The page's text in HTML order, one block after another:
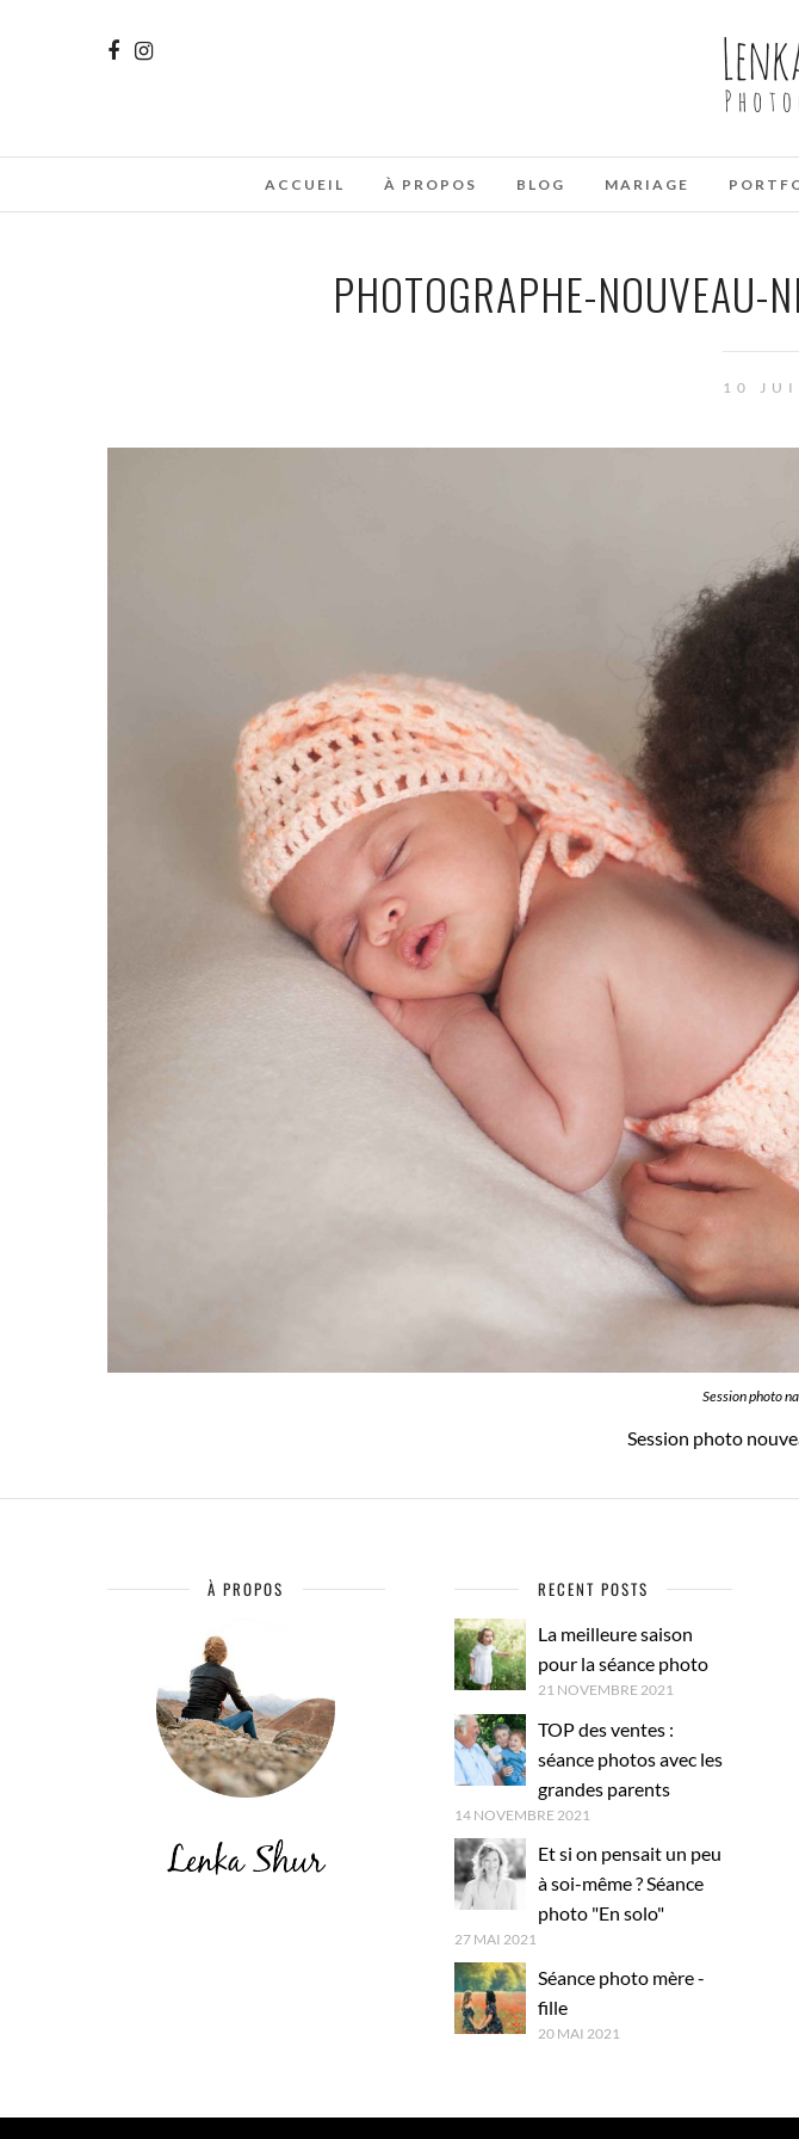
ACCUEIL À PROPOS BLOG MARIAGE
PHOTOGRAPHE-NOUVEAU-
10
Session photo
Session photo
À PROPOS RECENT POSTS
La meilleure saison
pour la séance photo
21 NOVEMBRE 2021
TOP des ventes :
séance photos avec les
grandes parents
14 NOVEMBRE 2021
Et si on pensait un peu
à soi-même ? Séance
photo "En solo"
27 MAI 2021
Séance photo mère -
fille
20 MAI 2021